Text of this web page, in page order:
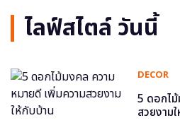
ไลฟ์สไตล์ วันนี้
DECOR
5 ดอกไ
สวยงาม